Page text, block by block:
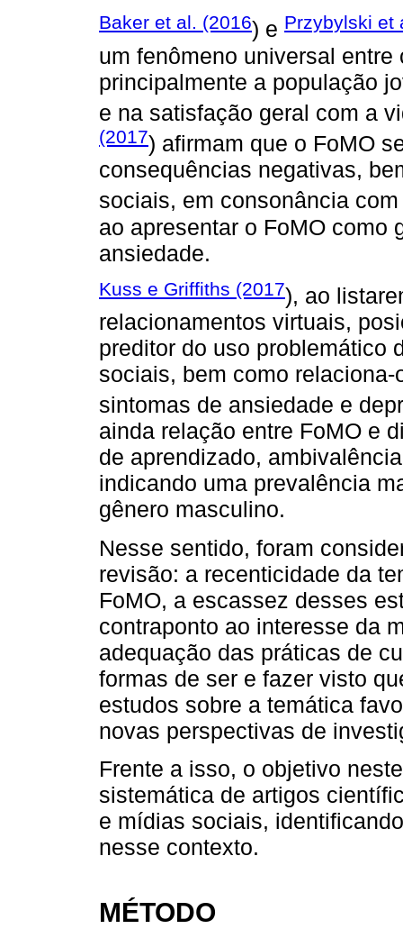
Baker et al. (2016) e Przybylski et
um fenômeno universal
principalmente a população
e na satisfação geral com a
(2017) afirmam que o FoMO
consequências negativas,
sociais, em consonância
ao apresentar o FoMO como
ansiedade.
Kuss e Griffiths (2017), ao
relacionamentos virtuais,
preditor do uso problemático
sociais, bem como
sintomas de ansiedade e
ainda relação entre FoMO e
de aprendizado,
indicando uma prevalência
gênero masculino.
Nesse sentido, foram
revisão: a recenticidade da
FoMO, a escassez desses
contraponto ao interesse da
adequação das práticas de
formas de ser e fazer visto
estudos sobre a temática
novas perspectivas de
Frente a isso, o objetivo
sistemática de artigos
e mídias sociais,
nesse contexto.
MÉTODO